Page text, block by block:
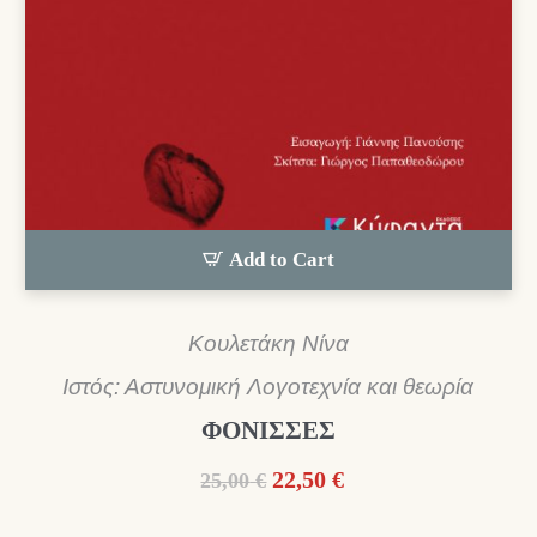
Add to Cart
Κουλετάκη Νίνα
Ιστός: Αστυνομική Λογοτεχνία και θεωρία
ΦΟΝΙΣΣΕΣ
25,00 € Original
22,50 €Η